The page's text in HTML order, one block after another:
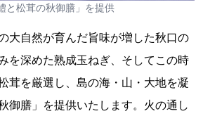
と松茸の秋御膳」を提供
大自然が育んだ旨味が増した秋口の
を深めた熟成玉ねぎ、そしてこの時
茸を厳選し、島の海・山・大地を凝
御膳」を提供いたします。火の通し